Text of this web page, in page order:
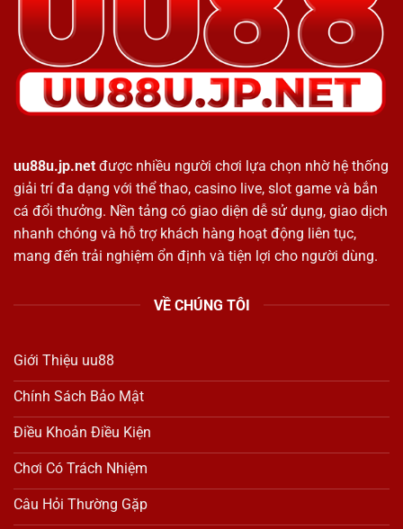
uu88u.jp.net được nhiều người chơi lựa chọn nhờ hệ thống
giải trí đa dạng với thể thao, casino live, slot game và bắn
cá đổi thưởng. Nền tảng có giao diện dễ sử dụng, giao dịch
nhanh chóng và hỗ trợ khách hàng hoạt động liên tục,
mang đến trải nghiệm ổn định và tiện lợi cho người dùng.
VỀ CHÚNG TÔI
Giới Thiệu uu88
Chính Sách Bảo Mật
Điều Khoản Điều Kiện
Chơi Có Trách Nhiệm
Câu Hỏi Thường Gặp